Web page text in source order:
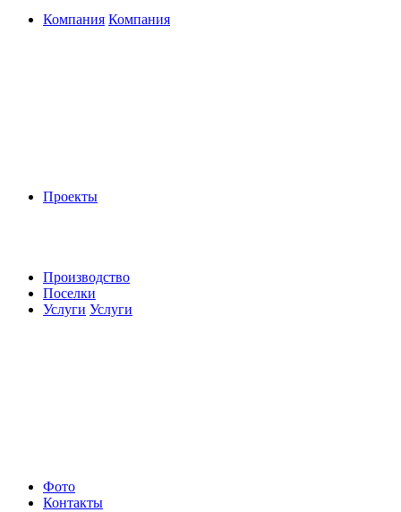
Компания Компания
Проекты
Производство
Поселки
Услуги Услуги
Фото
Контакты